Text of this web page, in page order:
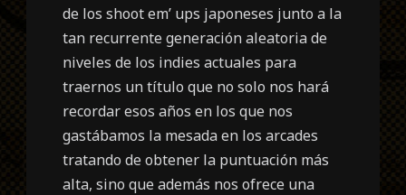
de los shoot em’ ups japoneses junto a la
tan recurrente generación aleatoria de
niveles de los indies actuales para
traernos un título que no solo nos hará
recordar esos años en los que nos
gastábamos la mesada en los arcades
tratando de obtener la puntuación más
alta, sino que además nos ofrece una